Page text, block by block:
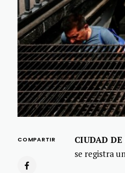
COMPARTIR CIUDAD
se registra